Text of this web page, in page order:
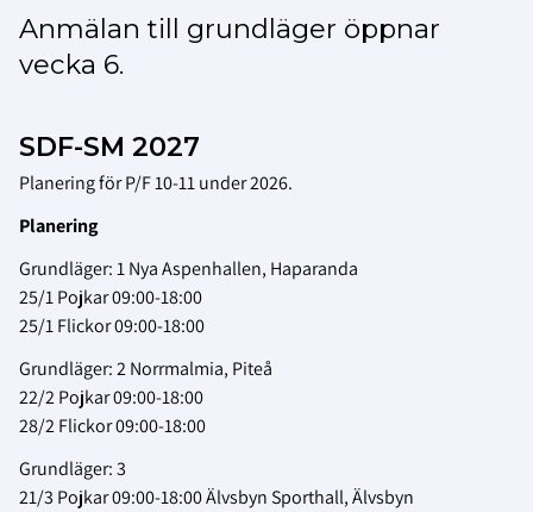
Anmälan till grundläger öppnar
vecka 6.
SDF-SM 2027
Planering för P/F 10-11 under 2026.
Planering
Grundläger: 1 Nya Aspenhallen, Haparanda
25/1 Pojkar 09:00-18:00
25/1 Flickor 09:00-18:00
Grundläger: 2 Norrmalmia, Piteå
22/2 Pojkar 09:00-18:00
28/2 Flickor 09:00-18:00
Grundläger: 3
21/3 Pojkar 09:00-18:00 Älvsbyn Sporthall, Älvsbyn